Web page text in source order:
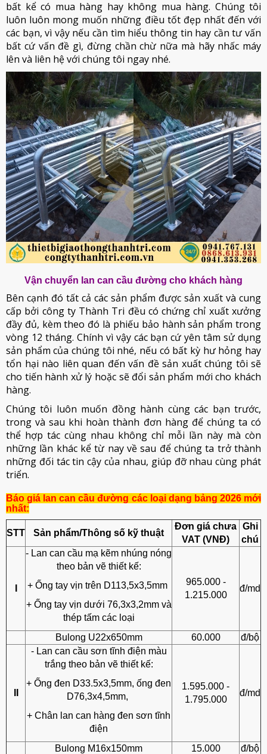
bất kể có mua hàng hay không mua hàng. Chúng tôi
luôn luôn mong muốn những điều tốt đẹp nhất đến với
các bạn, vì vậy nếu cần tìm hiểu thông tin hay cần tư vấn
bất cứ vấn đề gì, đừng chần chừ nữa mà hãy nhấc máy
lên và liên hệ với chúng tôi ngay nhé.
Vận chuyển lan can cầu đường cho khách hàng
Bên cạnh đó tất cả các sản phẩm được sản xuất và cung
cấp bởi công ty Thành Tri đều có chứng chỉ xuất xưởng
đầy đủ, kèm theo đó là phiếu bảo hành sản phẩm trong
vòng 12 tháng. Chính vì vậy các bạn cứ yên tâm sử dụng
sản phẩm của chúng tôi nhé, nếu có bất kỳ hư hỏng hay
tổn hại nào liên quan đến vấn đề sản xuất chúng tôi sẽ
cho tiến hành xử lý hoặc sẽ đổi sản phẩm mới cho khách
hàng.
Chúng tôi luôn muốn đồng hành cùng các bạn trước,
trong và sau khi hoàn thành đơn hàng để chúng ta có
thể hợp tác cùng nhau không chỉ mỗi lần này mà còn
những lần khác kể từ nay về sau để chúng ta trở thành
những đối tác tin cậy của nhau, giúp đỡ nhau cùng phát
triển.
Báo giá lan can cầu đường các loại dạng bảng 2026 mới
nhất:
STT Sản phẩm/Thông số kỹ thuật
Đơn giá chưa
VAT (VNĐ)
Ghi
chú
- Lan can cầu mạ kẽm nhúng nóng
theo bản vẽ thiết kế:
+ Ống tay vịn trên D113,5x3,5mm
+ Ống tay vịn dưới 76,3x3,2mm và
thép tấm các loại
965.000 -
1.215.000
đ/md
Bulong U22x650mm 60.000 đ/bộ
- Lan can cầu sơn tĩnh điện màu
trắng theo bản vẽ thiết kế:
+ Ống đen D33.5x3,5mm, ống đen
D76,3x4,5mm,
+ Chân lan can hàng đen sơn tĩnh
điện
1.595.000 -
1.795.000
đ/md
Bulong M16x150mm 15.000 đ/bộ